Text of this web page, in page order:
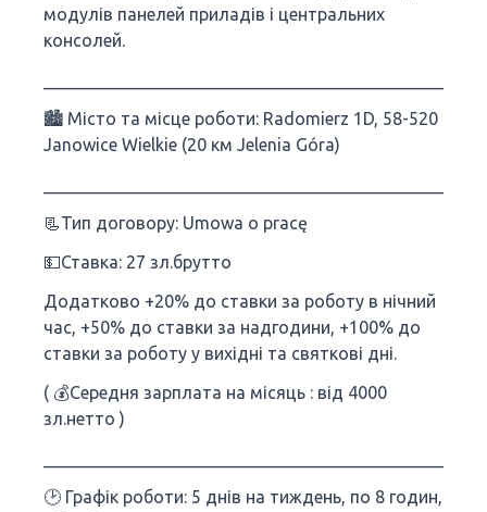
модулів панелей приладів і центральних
консолей.
🏙 Місто та місце роботи: Radomierz 1D, 58-520
Janowice Wielkie (20 км Jelenia Góra)
📃Тип договору: Umowa o pracę
💵Ставка: 27 зл.брутто
Додатково +20% до ставки за роботу в нічний
час, +50% до ставки за надгодини, +100% до
ставки за роботу у вихідні та святкові дні.
( 💰Середня зарплата на місяць : від 4000
зл.нетто )
🕑 Графік роботи: 5 днів на тиждень, по 8 годин,